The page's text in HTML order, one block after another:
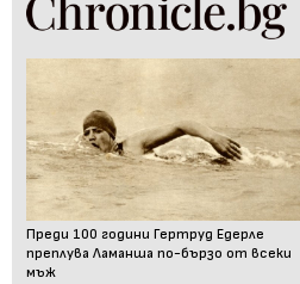
Преди 100 години Гертруд Едерле
преплува Ламанша по-бързо от всеки
мъж